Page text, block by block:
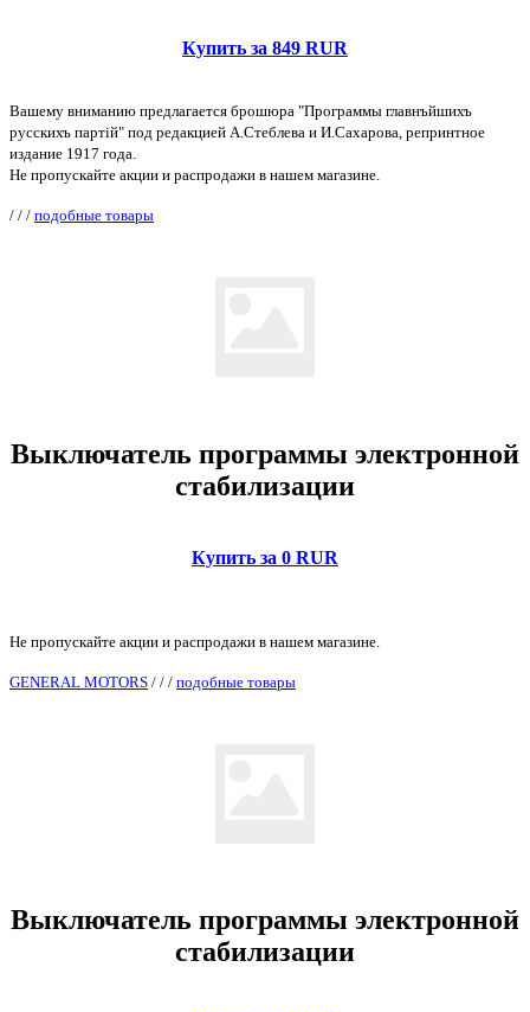
Купить за 849 RUR
Вашему вниманию предлагается брошюра "Программы главнъйшихъ
русскихъ партiй" под редакцией А.Стеблева и И.Сахарова, репринтное
издание 1917 года.
Не пропускайте акции и распродажи в нашем магазине.
/ / / подобные товары
Выключатель программы электронной
стабилизации
Купить за 0 RUR
Не пропускайте акции и распродажи в нашем магазине.
GENERAL MOTORS / / / подобные товары
Выключатель программы электронной
стабилизации